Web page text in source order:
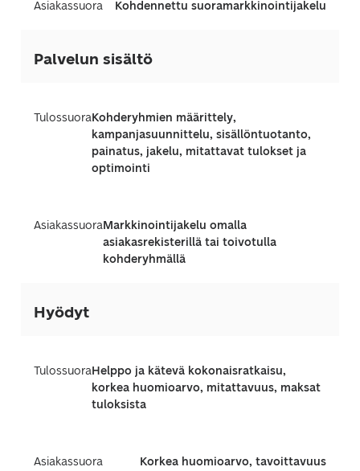
Asiakassuora Kohdennettu suoramarkkinointijakelu
Palvelun sisältö
TulossuoraKohderyhmien määrittely,
kampanjasuunnittelu, sisällöntuotanto,
painatus, jakelu, mitattavat tulokset ja
optimointi
AsiakassuoraMarkkinointijakelu omalla
asiakasrekisterillä tai toivotulla
kohderyhmällä
Hyödyt
TulossuoraHelppo ja kätevä kokonaisratkaisu,
korkea huomioarvo, mitattavuus, maksat
tuloksista
Asiakassuora Korkea huomioarvo, tavoittavuus